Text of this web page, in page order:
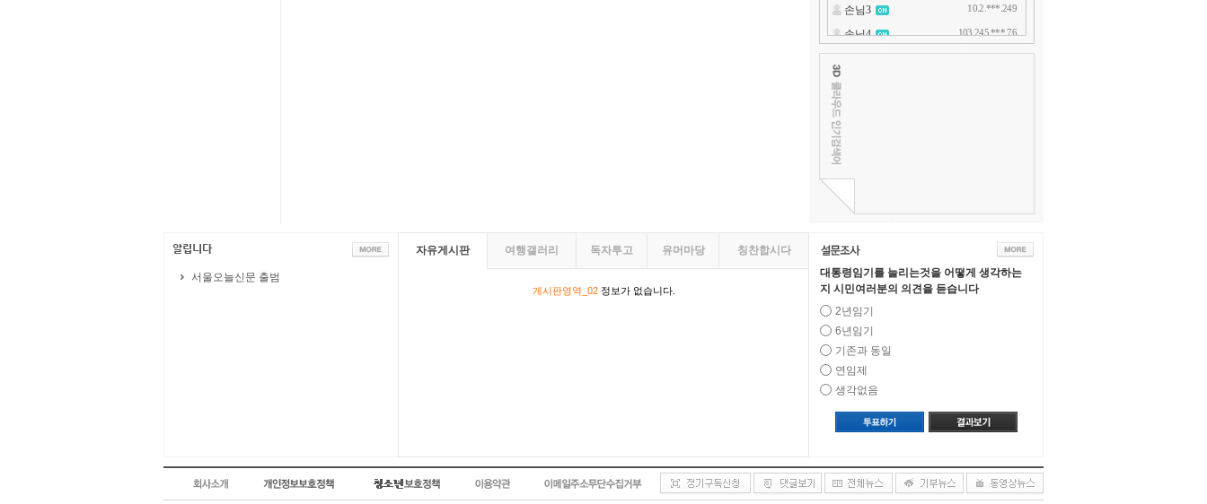
서울오늘신문 출범
자유게시판 여행갤러리 독자투고 유머마당 칭찬합시다
게시판영역_02정보가 없습니다.
대통령임기를 늘리는것을 어떻게 생각하는
지 시민여러분의 의견을 듣습니다
2년임기
6년임기
기존과 동일
연임제
생각없음